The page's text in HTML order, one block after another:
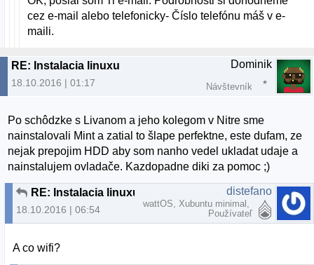
cez e-mail alebo telefonicky- Číslo telefónu máš v e-
maili.
RE: Instalacia linuxu
18.10.2016 | 01:17
Dominik
Návštevník
Po schôdzke s Livanom a jeho kolegom v Nitre sme
nainstalovali Mint a zatial to šlape perfektne, este dufam, ze
nejak prepojim HDD aby som nanho vedel ukladat udaje a
nainstalujem ovladače. Kazdopadne diki za pomoc ;)
RE: Instalacia linuxu
18.10.2016 | 06:54
distefano
wattOS, Xubuntu minimal,
Používateľ
A co wifi?